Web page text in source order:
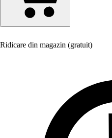
Ridicare din magazin (gratuit)